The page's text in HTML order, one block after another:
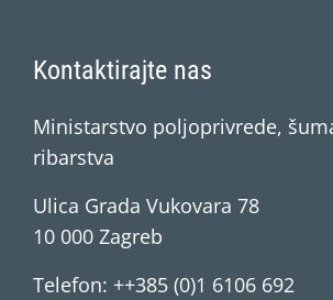
Kontaktirajte nas
Ministarstvo poljoprivrede,
ribarstva
Ulica Grada Vukovara 78
10 000 Zagreb
Telefon: ++385 (0)1 6106 692